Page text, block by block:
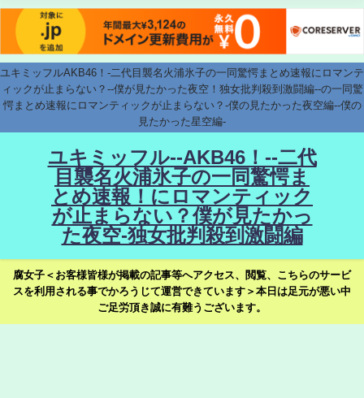
ユキミッフルAKB46！-二代目襲名火浦氷子の一同驚愕まとめ速報にロマンテ
ィックが止まらない？--僕が見たかった夜空！独女批判殺到激闘編--の一同驚
愕まとめ速報にロマンティックが止まらない？-僕の見たかった夜空編--僕の
見たかった星空編-
ユキミッフル--AKB46！--二代
目襲名火浦氷子の一同驚愕ま
とめ速報！にロマンティック
が止まらない？僕が見たかっ
た夜空-独女批判殺到激闘編
腐女子＜お客様皆様が掲載の記事等へアクセス、閲覧、こちらのサービ
スを利用される事でかろうじて運営できています＞本日は足元が悪い中
ご足労頂き誠に有難うございます。